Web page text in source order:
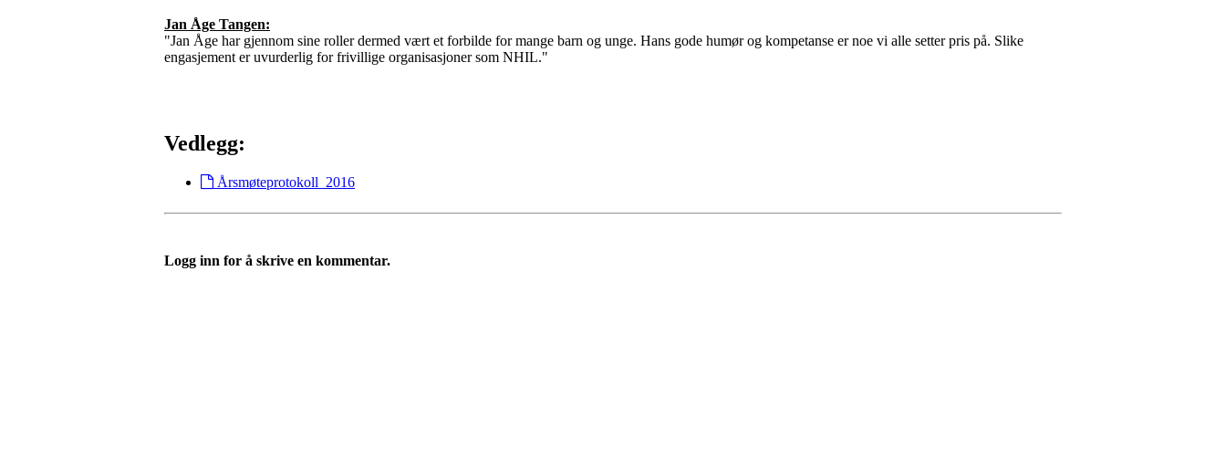
Jan Åge Tangen:
"Jan Åge har gjennom sine roller dermed vært et forbilde for mange barn og unge. Hans gode humør og kompetanse er noe vi alle setter pris på. Slike
engasjement er uvurderlig for frivillige organisasjoner som NHIL."
Vedlegg:
Årsmøteprotokoll_2016
Logg inn for å skrive en kommentar.